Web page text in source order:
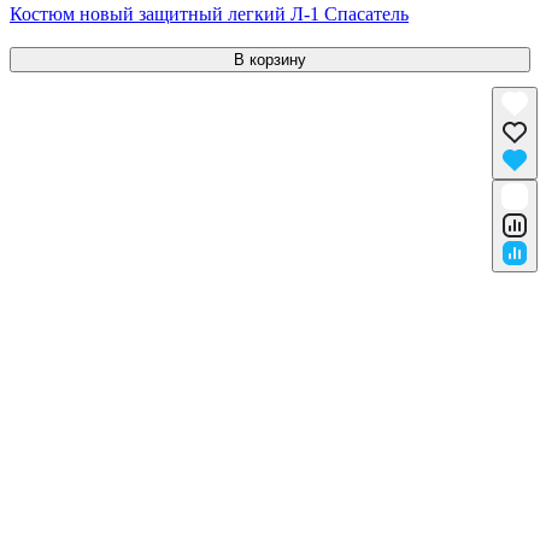
Костюм новый защитный легкий Л-1 Спасатель
В корзину